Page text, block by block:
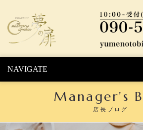
NAVIGATE
Manager's
店長ブログ